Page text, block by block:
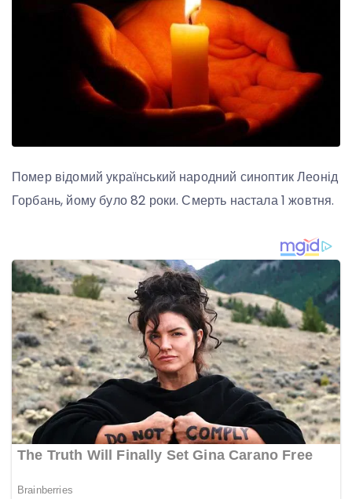
Помер відомий український народний синоптик Леонід
Горбань, йому було 82 роки. Смерть настала 1 жовтня.